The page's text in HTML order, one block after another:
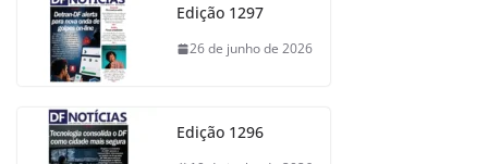
Edição 1297
26 de junho de 2026
Edição 1296